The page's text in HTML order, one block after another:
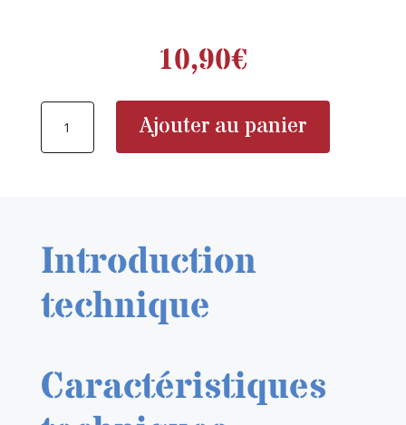
10,90€
quantité
TWEEZERS
Ajouter au panier
Introduction
technique
Caractéristiques